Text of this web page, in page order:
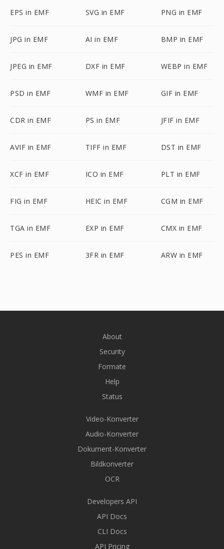
EPS in EMF SVG in EMF PNG in EMF
JPG in EMF AI in EMF BMP in EMF
JPEG in EMF DXF in EMF WEBP in EMF
PSD in EMF WMF in EMF GIF in EMF
CDR in EMF PS in EMF JFIF in EMF
AVIF in EMF TIFF in EMF DST in EMF
XCF in EMF ICO in EMF PLT in EMF
FIG in EMF HEIC in EMF CGM in EMF
TGA in EMF EXP in EMF CMX in EMF
PES in EMF 3FR in EMF ARW in EMF
About
Security
Formate
Help
Status
Video-Konverter
Audio-Konverter
Dokument-Konverter
Bildkonverter
OCR
Developers API
API Docs
CLI Docs
API Pricing